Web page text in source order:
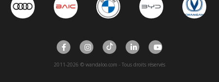
2011-2026 © wandaloo.com - Tous droits réservés